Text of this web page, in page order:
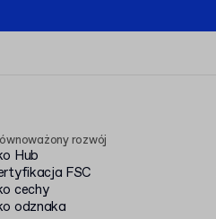
rozwój
Hub
FSC
cechy
odznaka